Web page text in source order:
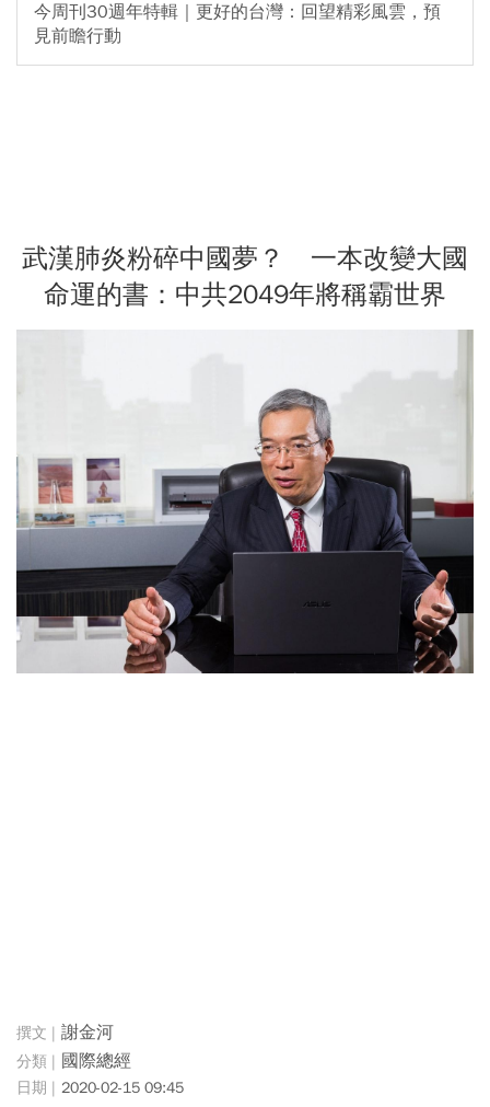
今周刊30週年特輯｜更好的台灣：回望精彩風雲，預
見前瞻行動
武漢肺炎粉碎中國夢？ 一本改變大國
命運的書：中共2049年將稱霸世界
謝金河
國際總經
2020-02-15 09:45